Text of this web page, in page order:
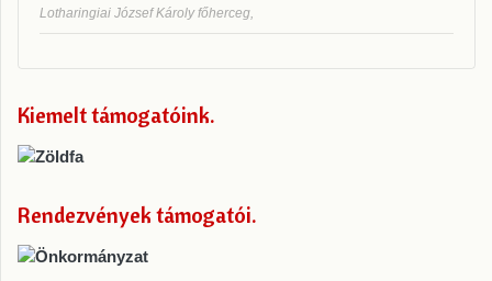
Lotharingiai József Károly főherceg,
Kiemelt támogatóink
Rendezvények támogatói